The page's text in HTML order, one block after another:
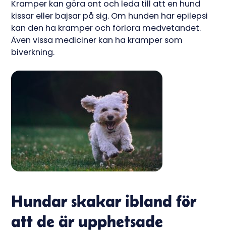
Kramper kan göra ont och leda till att en hund
kissar eller bajsar på sig. Om hunden har epilepsi
kan den ha kramper och förlora medvetandet.
Även vissa mediciner kan ha kramper som
biverkning.
Hundar skakar ibland för
att de är upphetsade